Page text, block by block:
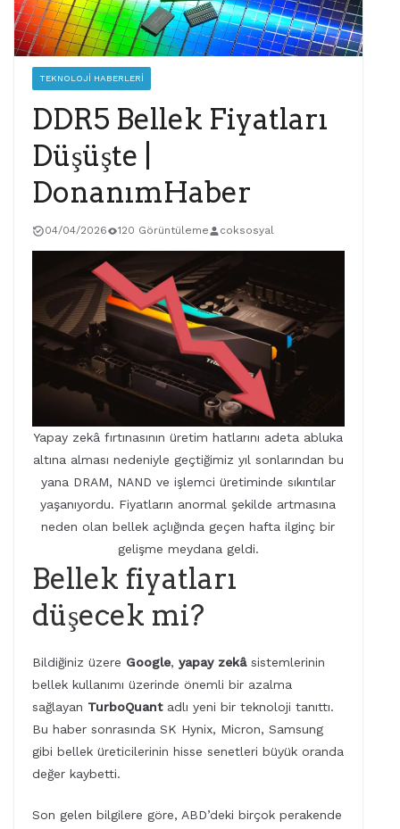
TEKNOLOJI HABERLERI
DDR5 Bellek Fiyatları
Düşüşte |
DonanımHaber
04/04/2026 120 Görüntüleme coksosyal
Yapay zekâ fırtınasının üretim hatlarını adeta abluka
altına alması nedeniyle geçtiğimiz yıl sonlarından bu
yana DRAM, NAND ve işlemci üretiminde sıkıntılar
yaşanıyordu. Fiyatların anormal şekilde artmasına
neden olan bellek açlığında geçen hafta ilginç bir
gelişme meydana geldi.
Bellek fiyatları
düşecek mi?
Bildiğiniz üzere Google, yapay zekâsistemlerinin
bellek kullanımı üzerinde önemli bir azalma
sağlayan TurboQuantadlı yeni bir teknoloji tanıttı.
Bu haber sonrasında SK Hynix, Micron, Samsung
gibi bellek üreticilerinin hisse senetleri büyük oranda
değer kaybetti.
Son gelen bilgilere göre, ABD’deki birçok perakende